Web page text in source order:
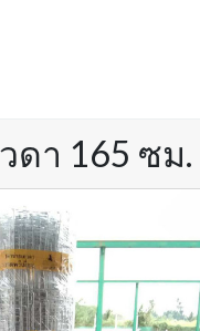
ดา 165 ซม.